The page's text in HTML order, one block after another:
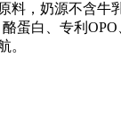
料，奶源不含
蛋白、专利
。